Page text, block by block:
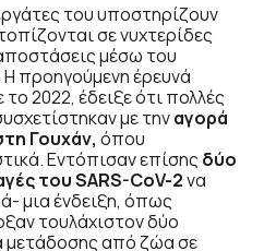
του υποστηρίζουν
σε νυχτερίδες
μέσω του
προηγούμενη έρευνά
2022, έδειξε ότι πολλές
με τηναγορά
Γουχάν, όπου
Εντόπισαν επίσης δύο
του SARS-CoV-2να
μια ένδειξη, όπως
τουλάχιστον δύο
μετάδοσης από ζώα σε